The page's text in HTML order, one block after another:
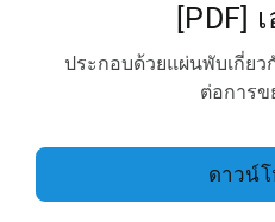
[PDF]
ประกอบด้วยแผ่นพับเกี่ยว
ต่อการข
ดาวน์